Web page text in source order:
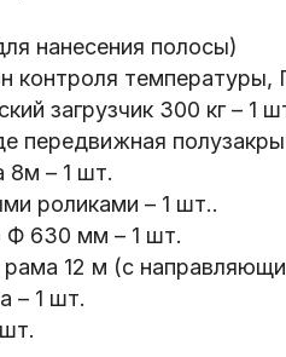
нанесения полосы)
контроля
загрузчик 300 кг – 1
передвижная
8м – 1 шт.
роликами – 1 шт..
Ф 630 мм – 1 шт.
рама 12 м (с
– 1 шт.